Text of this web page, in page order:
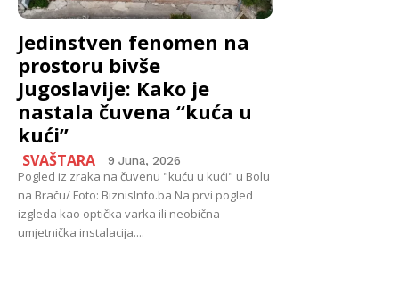
Jedinstven fenomen na
prostoru bivše
Jugoslavije: Kako je
nastala čuvena “kuća u
kući”
SVAŠTARA 9 Juna, 2026
Pogled iz zraka na čuvenu "kuću u kući" u Bolu
na Braču/ Foto: BiznisInfo.ba Na prvi pogled
izgleda kao optička varka ili neobična
umjetnička instalacija....